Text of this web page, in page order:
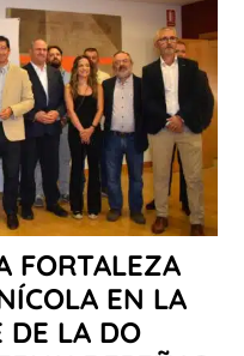
FORTALEZA
EN LA
DE LA DO